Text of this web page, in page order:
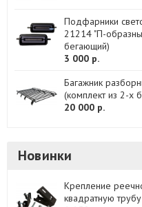
Подфарники
21214 "П-
бегающий)
3 000 р.
Багажник
(комплект из 2-х
20 000 р.
Новинки
Крепление
квадратную